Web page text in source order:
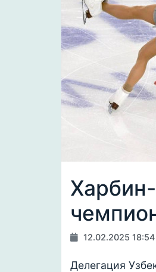
12.02.2025 18:54
Делегация